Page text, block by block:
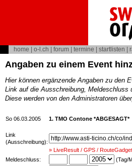
home o-l.ch forum termine startlisten
Angaben zu einem Event
Hier können ergänzende Angaben zu den
Link auf die Ausschreibung,
Diese werden von den Administratoren
So 06.03.2005 1. TMO Contone *ABGESAGT*
Link
(Ausschreibung):
» LiveResult / GPS /
Meldeschluss:
(Tag/